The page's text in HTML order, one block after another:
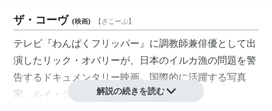
ザ・コーヴ (映画) 【ざこーぶ】
テレビ『わんぱくフリッパー』に調教師兼俳優として出
演したリック・オバリーが、日本のイルカ漁の問題を警
告するドキュメンタリー映画。国際的に活躍する写真
家、ルイ・シホヨスが映画初監督を務めた。
解説の続きを読む